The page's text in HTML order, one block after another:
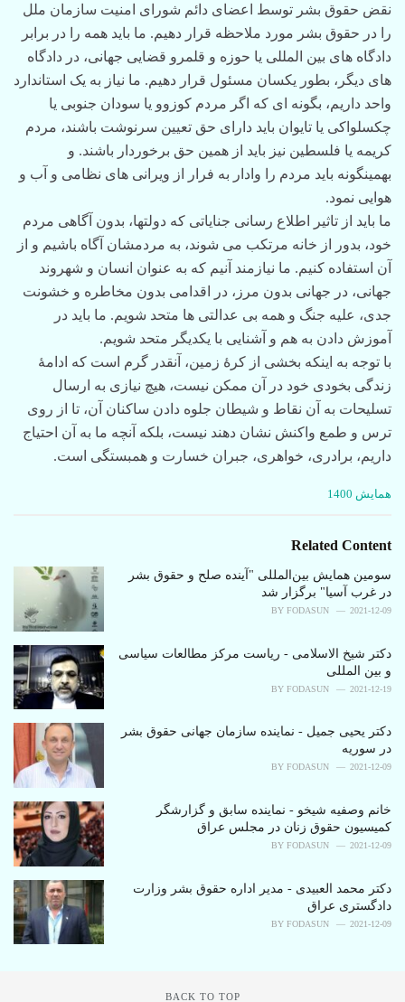
نقض حقوق بشر توسط اعضای دائم شورای امنیت سازمان ملل
را در حقوق بشر مورد ملاحظه قرار دهیم. ما باید همه را در برابر
دادگاه های بین المللی یا حوزه و قلمرو قضایی جهانی، در دادگاه
های دیگر، بطور یکسان مسئول قرار دهیم. ما نیاز به یک استاندارد
واحد داریم، بگونه ای که اگر مردم کوزوو یا سودان جنوبی یا
چکسلواکی یا تایوان باید دارای حق تعیین سرنوشت باشند، مردم
کریمه یا فلسطین نیز باید از همین حق برخوردار باشند. و
بهمینگونه باید مردم را وادار به فرار از ویرانی های نظامی و آب و
هوایی نمود.
ما باید از تاثیر اطلاع رسانی جنایاتی که دولتها، بدون آگاهی مردم
خود، بدور از خانه مرتکب می شوند، به مردمشان آگاه باشیم و از
آن استفاده کنیم. ما نیازمند آنیم که به عنوان انسان و شهروند
جهانی، در جهانی بدون مرز، در اقدامی بدون مخاطره و خشونت
جدی، علیه جنگ و همه بی عدالتی ها متحد شویم. ما باید در
آموزش دادن به هم و آشنایی با یکدیگر متحد شویم.
با توجه به اینکه بخشی از کرۀ زمین، آنقدر گرم است که ادامۀ
زندگی بخودی خود در آن ممکن نیست، هیچ نیازی به ارسال
تسلیحات به آن نقاط و شیطان جلوه دادن ساکنان آن، تا از روی
ترس و طمع واکنش نشان دهند نیست، بلکه آنچه ما به آن احتیاج
داریم، برادری، خواهری، جبران خسارت و همبستگی است.
C
e
o
r
i
:
همایش 1400
Related Content
سومین همایش بین‌المللی "آینده صلح و حقوق بشر
در غرب آسیا" برگزار شد
BY FODASUN 2021-12-09
دکتر شیخ الاسلامی - ریاست مرکز مطالعات سیاسی
و بین المللی
BY FODASUN 2021-12-19
دکتر یحیی جمیل - نماینده سازمان جهانی حقوق بشر
در سوریه
BY FODASUN 2021-12-09
خانم وصفیه شیخو - نماینده سابق و گزارشگر
کمیسیون حقوق زنان در مجلس عراق
BY FODASUN 2021-12-09
دکتر محمد العبیدی - مدیر اداره حقوق بشر وزارت
دادگستری عراق
BY FODASUN 2021-12-09
BACK TO TOP